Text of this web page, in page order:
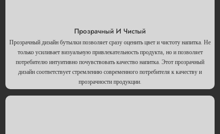
Прозрачный И Чистый
Прозрачный дизайн бутылки позволяет сразу оценить цвет и чистоту напитка. Не
только усиливает визуальную привлекательность продукта, но и позволяет
потребителю интуитивно почувствовать качество напитка. Этот прозрачный
дизайн соответствует стремлению современного потребителя к качеству и
прозрачности продукции.